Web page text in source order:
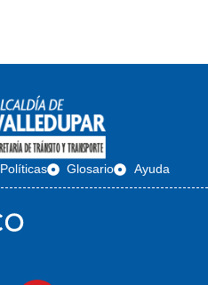
Políticas Glosario Ayuda